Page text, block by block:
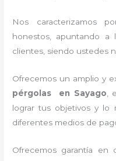
Nos caracterizamos
honestos, apuntando a
clientes, siendo ustedes
Ofrecemos un amplio y
pérgolas en Sayago ,
lograr tus objetivos y lo
diferentes medios de
Ofrecemos garantía en